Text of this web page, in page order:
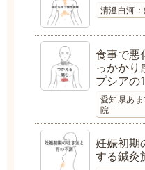
清澄白河
食事で悪
っかかり
プシアの
愛知県あ
院
妊娠初期
する鍼灸